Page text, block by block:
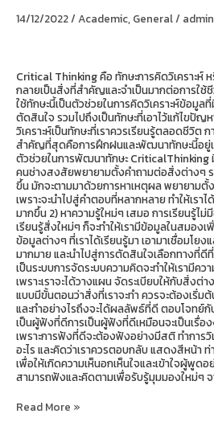
14/12/2022/Academic, General/ admin
Critical Thinking คือ ทักษะการคิดวิเคราะห์
กลายเป็นสิ่งที่สำคัญและจำเป็นมากต่อการใช้
ใช้ทักษะนี้เป็นตัวช่วยในการคิดวิเคราะห์ข้อมูล
ตัดสินใจ รวมไปถึงเป็นทักษะที่เอาไว้แก้ไขปั
วิเคราะห์เป็นทักษะที่เราควรเรียนรู้ตลอดชีวิต
สำคัญที่สุดคือการฝึกฝนและพัฒนาทักษะนี้อยู่เ
ตัวช่วยในการพัฒนาทักษะ CriticalThinking มี
คนช่างสงสัยพยายามตั้งคำถามต่อสิ่งต่างๆ
ขึ้น มักจะตามมาด้วยการหาเหตุผล พยายามตั้
เพราะจะนำไปสู่คำตอบที่หลากหลาย ทำให้เรา
มากขึ้น 2) หาความรู้ใหม่ๆ เสมอ การเรียนรู้ไ
เรียนรู้สิ่งใหม่ๆ ก็จะทำให้เรามีข้อมูลในสมองเ
ข้อมูลต่างๆ ที่เราได้เรียนรู้มา เอามาเชื่อมโยง
มากมาย และนำไปสู่การตัดสินใจเลือกทางที่
เป็นระบบการจัดระบบความคิดจะทำให้เรามีค
เพราะเราจะได้วางแผน จัดระเบียบให้กับสิ่งต่
แบบมีขั้นตอนว่าสิ่งที่เราจะทำ ควรจะต้องเริ่มต้
และทำอย่างไรถึงจะได้ผลลัพธ์ที่ดี ตอบโจทย์
เป็นผู้ฟังที่ดีการเป็นผู้ฟังที่ดีเหมือนจะเป็นเรื่อ
เพราะการฟังที่ดีจะต้องฟังอย่างมีสติ ทำการ
อะไร และคิดว่าเราควรตอบกลับ แสดงสีหน้า
เพื่อให้เกิดความเห็นอกเห็นใจและเข้าใจผู้พูด
สามารถฟังและคิดตามเพื่อรับรู้มุมมองใหม่ๆ
Read More »